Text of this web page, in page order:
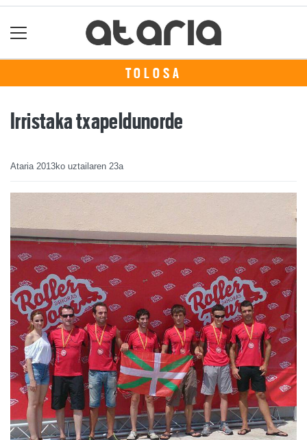
TOLOSA
Irristaka txapeldunorde
Ataria 2013ko uztailaren 23a